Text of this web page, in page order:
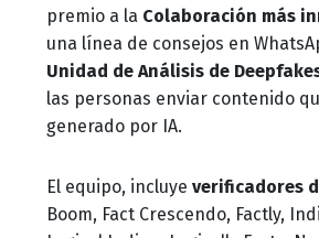
premio a la Colaboración más
una línea de consejos en
Unidad de Análisis de
las personas enviar contenido
generado por IA.
El equipo, incluye verificadores
Boom, Fact Crescendo, Factly,